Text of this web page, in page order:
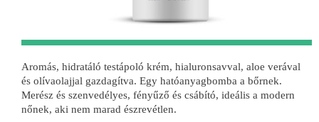
Aromás, hidratáló testápoló krém, hialuronsavval, aloe verával
és olívaolajjal gazdagítva. Egy hatóanyagbomba a bőrnek.
Merész és szenvedélyes, fényűző és csábító, ideális a modern
nőnek, aki nem marad észrevétlen.